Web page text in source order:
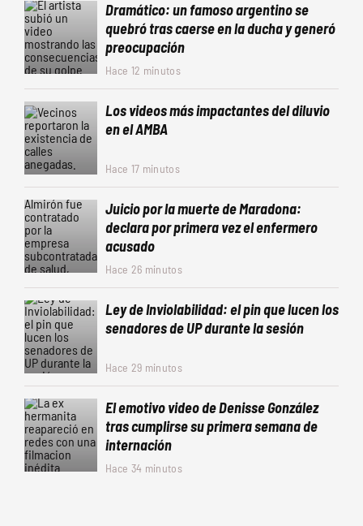
Dramático: un famoso argentino se
quebró tras caerse en la ducha y generó
preocupación
Hace 12 minutos
Los videos más impactantes del diluvio
en el AMBA
Hace 17 minutos
Juicio por la muerte de Maradona:
declara por primera vez el enfermero
acusado
Hace 26 minutos
Ley de Inviolabilidad: el pin que lucen los
senadores de UP durante la sesión
Hace 29 minutos
El emotivo video de Denisse González
tras cumplirse su primera semana de
internación
Hace 34 minutos